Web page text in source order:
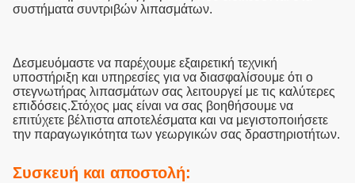
συστήματα συντριβών λιπασμάτων.
Δεσμευόμαστε να παρέχουμε εξαιρετική τεχνική
υποστήριξη και υπηρεσίες για να διασφαλίσουμε ότι ο
στεγνωτήρας λιπασμάτων σας λειτουργεί με τις καλύτερες
επιδόσεις.Στόχος μας είναι να σας βοηθήσουμε να
επιτύχετε βέλτιστα αποτελέσματα και να μεγιστοποιήσετε
την παραγωγικότητα των γεωργικών σας δραστηριοτήτων.
Συσκευή και αποστολή: